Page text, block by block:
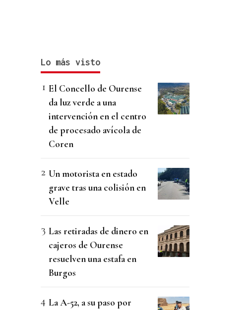
Lo más visto
El Concello de Ourense
da luz verde a una
intervención en el centro
de procesado avícola de
Coren
Un motorista en estado
grave tras una colisión en
Velle
Las retiradas de dinero en
cajeros de Ourense
resuelven una estafa en
Burgos
La A-52, a su paso por